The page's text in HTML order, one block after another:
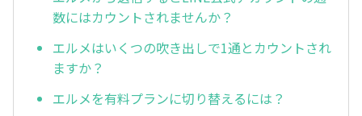
数にはカウントされませんか？
エルメはいくつの吹き出しで1通とカウントされ
ますか？
エルメを有料プランに切り替えるには？